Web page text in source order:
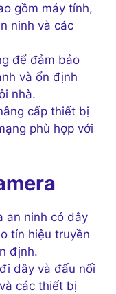
gồm máy tính,
ninh và các
để đảm bảo
và ổn định
nhà.
cấp thiết bị
phù hợp với
an ninh có dây
tín hiệu truyền
định.
dây và đấu nối
các thiết bị